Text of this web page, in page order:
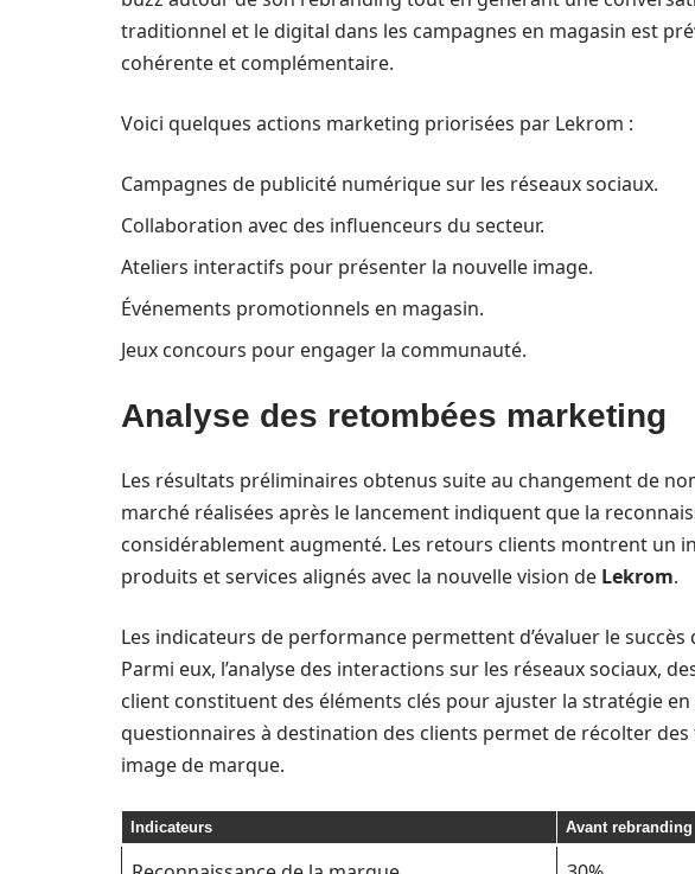
traditionnel et le digital dans les campagnes en magasin est
cohérente et complémentaire.
Voici quelques actions marketing priorisées par Lekrom :
Campagnes de publicité numérique sur les réseaux sociaux.
Collaboration avec des influenceurs du secteur.
Ateliers interactifs pour présenter la nouvelle image.
Événements promotionnels en magasin.
Jeux concours pour engager la communauté.
Analyse des retombées marketing
Les résultats préliminaires obtenus suite au changement de
marché réalisées après le lancement indiquent que la
considérablement augmenté. Les retours clients montrent un
produits et services alignés avec la nouvelle vision de Lekrom.
Les indicateurs de performance permettent d’évaluer le
Parmi eux, l’analyse des interactions sur les réseaux sociaux,
client constituent des éléments clés pour ajuster la stratégie
questionnaires à destination des clients permet de récolter
image de marque.
Indicateurs Avant rebranding